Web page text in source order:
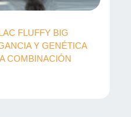
FLUFFY BIG
Y GENÉTICA
COMBINACIÓN